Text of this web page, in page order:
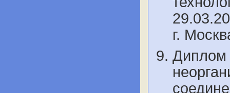
г.
Диплом